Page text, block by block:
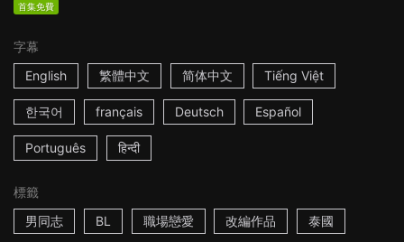
首集免費
字幕
English
繁體中文 简体中文 Tiếng Việt
한국어 français Deutsch Español
Português हिन्दी
標籤
男同志
BL 職場戀愛 改編作品 泰國